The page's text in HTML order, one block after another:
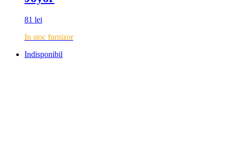
81 lei
In stoc furnizor
Indisponibil